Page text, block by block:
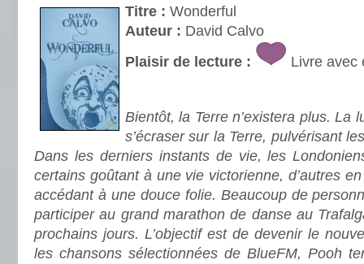
Titre : Wonderful
Auteur : David Calvo
Plaisir de lecture :
Livre avec
Bientôt, la Terre n’existera plus. La
s’écraser sur la Terre, pulvérisant
Dans les derniers instants de vie, les
certains goûtant à une vie victorienne, d’autres
accédant à une douce folie. Beaucoup de
participer au grand marathon de danse au
prochains jours. L’objectif est de devenir le
les chansons sélectionnées de BlueFM, Pooh